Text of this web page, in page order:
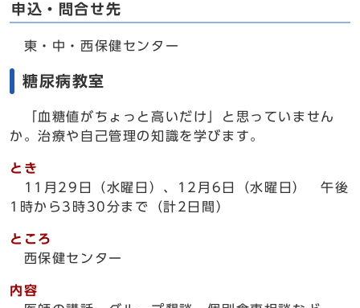
申込・問合せ先
東・中・西保健センター
糖尿病教室
「血糖値がちょっと高いだけ」と思っていません
か。治療や自己管理の知識を学びます。
とき
11月29日（水曜日）、12月6日（水曜日） 午後
1時から3時30分まで（計2日間）
ところ
西保健センター
内容